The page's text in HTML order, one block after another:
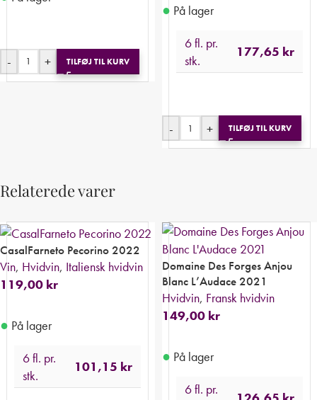
- + TILFØJ TIL KURV
● På lager
6 fl. pr.
stk.
177,65 kr
- + TILFØJ TIL KURV
Relaterede varer
CasalFarneto Pecorino 2022
Vin, Hvidvin, Italiensk hvidvin
119,00 kr
● På lager
6 fl. pr.
stk.
101,15 kr
Domaine Des Forges Anjou
Blanc L’Audace 2021
Hvidvin, Fransk hvidvin
149,00 kr
● På lager
6 fl. pr.